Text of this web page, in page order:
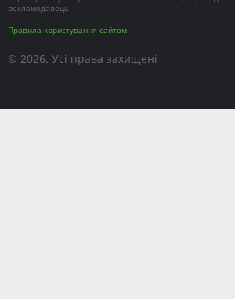
рекламодавець.
Правила користування сайтом
© 2026. Усі права захищені